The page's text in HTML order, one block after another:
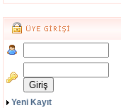
Yeni Kayıt